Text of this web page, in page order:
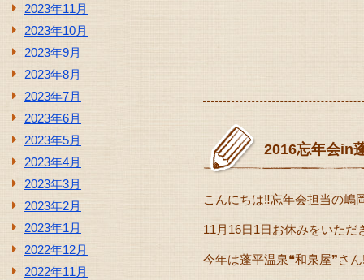
2023年11月
2023年10月
2023年9月
2023年8月
2023年7月
2023年6月
2023年5月
2023年4月
2023年3月
2023年2月
2023年1月
2022年12月
2022年11月
2016忘年会in
こんにちは‼忘年会担当の嶋
11月16日1日お休みをいた
今年は蓬平温泉❝和泉屋❞さ